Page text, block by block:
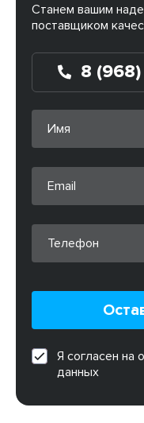
Станем вашим
поставщиком
8
Я согласен на
данных